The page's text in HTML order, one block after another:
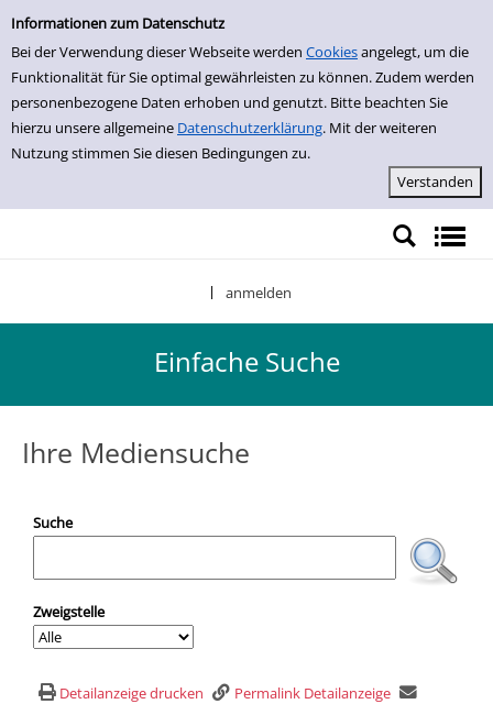
Einfache Suche
Informationen zum Datenschutz
Bei der Verwendung dieser Webseite werden Cookiesangelegt, um die
Funktionalität für Sie optimal gewährleisten zu können. Zudem werden
personenbezogene Daten erhoben und genutzt. Bitte beachten Sie
hierzu unsere allgemeine Datenschutzerklärung. Mit der weiteren
Nutzung stimmen Sie diesen Bedingungen zu.
Zur Detailanzeige springen
anmelden
Einfache Suche
Ihre Mediensuche
Suche
Zweigstelle
Detailanzeige drucken
Permalink Detailanzeige